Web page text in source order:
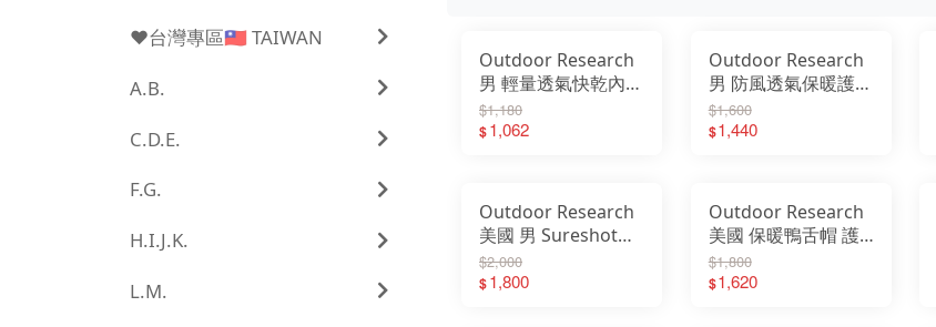
♀襪子
Outdoor Research
男 輕量透氣快乾內褲
Echo Boxer Briefs
四角內褲 287630
$1,180
$1,062
Outdoor Research
男 防風透氣保暖護耳
帽 Newhalem
WINDSTOPPER
$1,600
$1,440
Outdoor Research
美國 男 Sureshot
Softshell 保暖手套
觸控手套 手套
$2,000
$1,800
Outdoor Research
美國 保暖鴨舌帽 護
耳帽 Howling Wind
Fleece Cap 300672
$1,800
$1,620
❤️台灣專區🇹🇼 TAIWAN
A.B.
C.D.E.
F.G.
H.I.J.K.
L.M.